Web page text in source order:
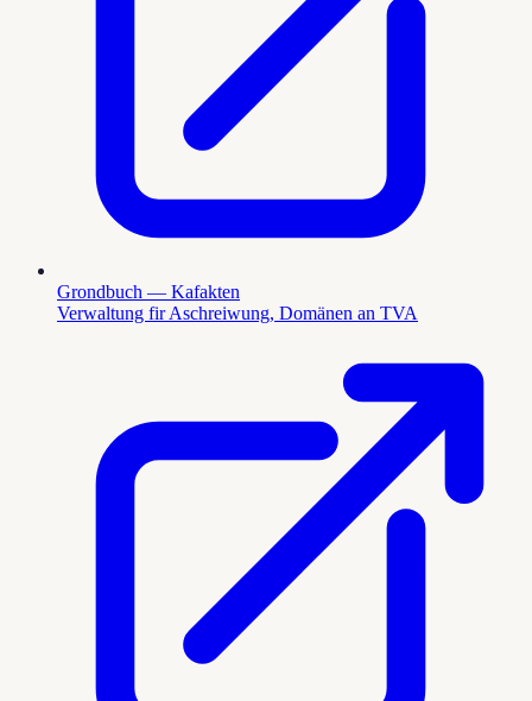
Grondbuch — Kafakten
Verwaltung fir Aschreiwung, Domänen an TVA